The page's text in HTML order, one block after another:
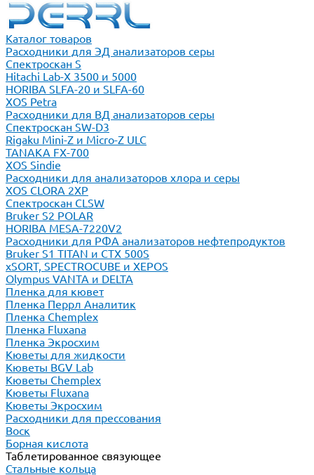
Каталог товаров
Расходники для ЭД анализаторов серы
Спектроскан S
Hitachi Lab-X 3500 и 5000
HORIBA SLFA-20 и SLFA-60
XOS Petra
Расходники для ВД анализаторов серы
Спектроскан SW-D3
Rigaku Mini-Z и Micro-Z ULC
TANAKA FX-700
XOS Sindie
Расходники для анализаторов хлора и серы
XOS CLORA 2XP
Спектроскан CLSW
Bruker S2 POLAR
HORIBA MESA-7220V2
Расходники для РФА анализаторов нефтепродуктов
Bruker S1 TITAN и CTX 500S
xSORT, SPECTROCUBE и XEPOS
Olympus VANTA и DELTA
Пленка для кювет
Пленка Перрл Аналитик
Пленка Chemplex
Пленка Fluxana
Пленка Экросхим
Кюветы для жидкости
Кюветы BGV Lab
Кюветы Chemplex
Кюветы Fluxana
Кюветы Экросхим
Расходники для прессования
Воск
Борная кислота
Таблетированное связующее
Стальные кольца